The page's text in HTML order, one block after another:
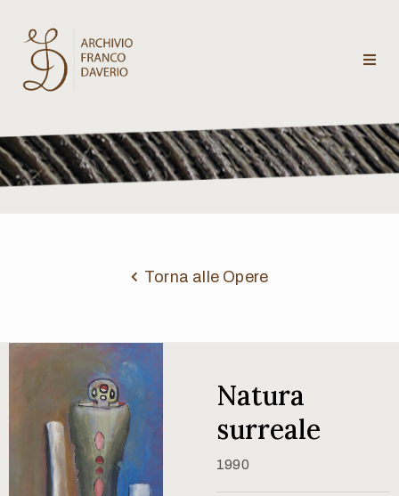
Archivio
Franco
Daverio
critici
Contatti
Torna alle Opere
Natura
surreale
1990